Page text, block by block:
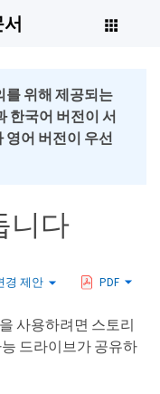
서
를 위해 제공되는
한국어 버전이 서
영어 버전이 우선
니다
경 제안 PDF
사용하려면 스토리
드라이브가 공유하